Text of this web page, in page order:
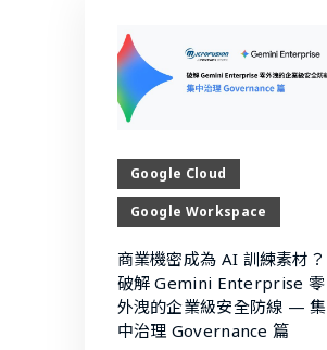
Google Cloud
Google Workspace
商業機密成為 AI 訓練素材？
破解 Gemini Enterprise 零
外洩的企業級安全防線 — 集
中治理 Governance 篇